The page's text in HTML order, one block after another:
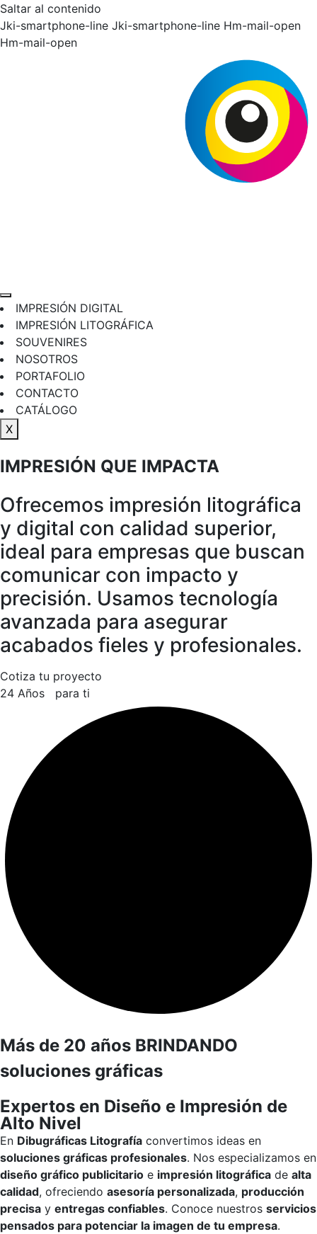
Saltar al contenido
Jki-smartphone-line Jki-smartphone-line Hm-mail-open
Hm-mail-open
IMPRESIÓN DIGITAL
IMPRESIÓN LITOGRÁFICA
SOUVENIRES
NOSOTROS
PORTAFOLIO
CONTACTO
CATÁLOGO
X
IMPRESIÓN QUE IMPACTA
Ofrecemos impresión litográfica
y digital con calidad superior,
ideal para empresas que buscan
comunicar con impacto y
precisión. Usamos tecnología
avanzada para asegurar
acabados fieles y profesionales.
Cotiza tu proyecto
24 Años para ti
Más de 20 años BRINDANDO
soluciones gráficas
Expertos en Diseño e Impresión de
Alto Nivel
En Dibugráficas Litografía convertimos ideas en
soluciones gráficas profesionales. Nos especializamos en
diseño gráfico publicitario e impresión litográfica de alta
calidad, ofreciendo asesoría personalizada, producción
precisa y entregas confiables. Conoce nuestros servicios
pensados para potenciar la imagen de tu empresa.